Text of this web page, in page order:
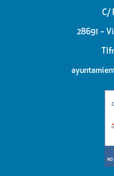
C/
28691 –